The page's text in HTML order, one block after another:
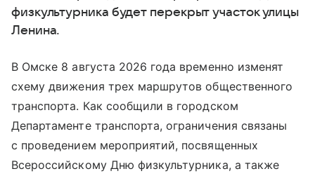
физкультурника будет перекрыт участок улицы
Ленина.
В Омске 8 августа 2026 года временно изменят
схему движения трех маршрутов общественного
транспорта. Как сообщили в городском
Департаменте транспорта, ограничения связаны
с проведением мероприятий, посвященных
Всероссийскому Дню физкультурника, а также